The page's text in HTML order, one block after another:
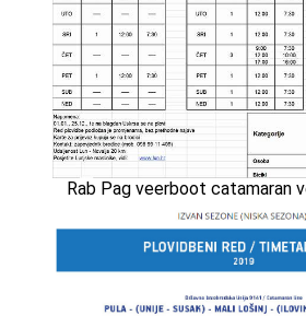
Rab Pag veerboot catamaran